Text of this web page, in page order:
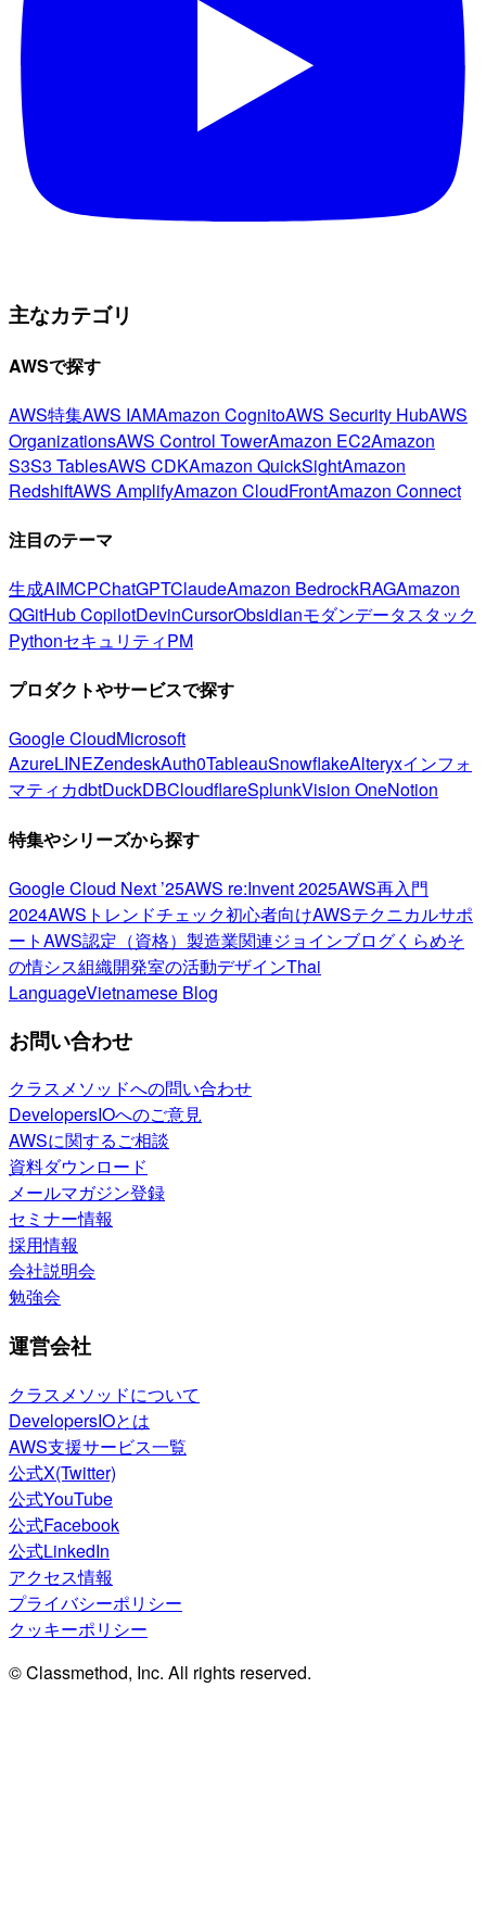
主なカテゴリ
AWSで探す
AWS特集AWS IAMAmazon CognitoAWS Security HubAWS
OrganizationsAWS Control TowerAmazon EC2Amazon
S3S3 TablesAWS CDKAmazon QuickSightAmazon
RedshiftAWS AmplifyAmazon CloudFrontAmazon Connect
注目のテーマ
生成AIMCPChatGPTClaudeAmazon BedrockRAGAmazon
QGitHub CopilotDevinCursorObsidianモダンデータスタック
PythonセキュリティPM
プロダクトやサービスで探す
Google CloudMicrosoft
AzureLINEZendeskAuth0TableauSnowflakeAlteryxインフォ
マティカdbtDuckDBCloudflareSplunkVision OneNotion
特集やシリーズから探す
Google Cloud Next ’25AWS re:Invent 2025AWS再入門
2024AWSトレンドチェック初心者向けAWSテクニカルサポ
ートAWS認定（資格） 製造業関連ジョインブログくらめそ
の情シス組織開発室の活動デザインThai
LanguageVietnamese Blog
お問い合わせ
クラスメソッドへの問い合わせ
DevelopersIOへのご意見
AWSに関するご相談
資料ダウンロード
メールマガジン登録
セミナー情報
採用情報
会社説明会
勉強会
運営会社
クラスメソッドについて
DevelopersIOとは
AWS支援サービス一覧
公式X(Twitter)
公式YouTube
公式Facebook
公式LinkedIn
アクセス情報
プライバシーポリシー
クッキーポリシー
© Classmethod, Inc. All rights reserved.